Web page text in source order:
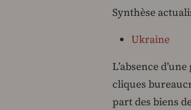
Synthèse
Ukraine
L’absence
cliques
part des biens